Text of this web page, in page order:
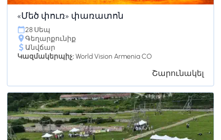
«Մեծ փուռ» փառատոն
28 Սեպ
Գեղարքունիք
Անվճար
Կազմակերպիչ:World Vision Armenia CO
Շարունակել